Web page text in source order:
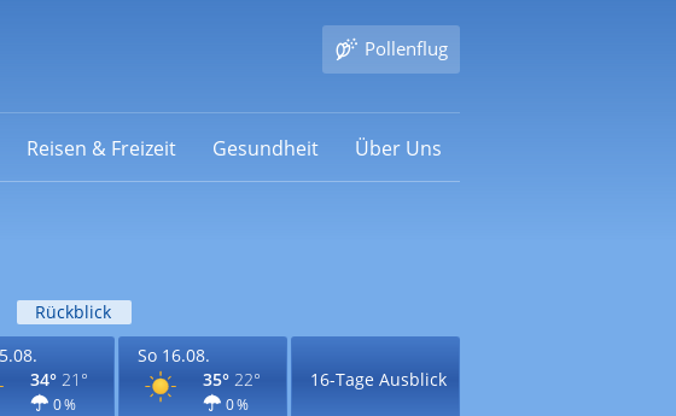
Pollenflug
Reisen & Freizeit Gesundheit Über Uns
Rückblick
34° 21°
0 %
So 16.08.
35° 22°
0 %
16-Tage Ausblick